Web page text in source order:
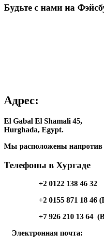
Будьте с нами на
Адрес:
El Gabal El Shamali 45,
Hurghada, Egypt.
Мы расположены напротив
Телефоны в Хургаде
+2 0122 138 46 32
+2 0155 871 18 46
+7 926 210 13 64
Электронная почта: